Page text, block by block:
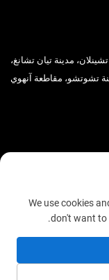
مدينة تيان تشانغ،
تشوتشو، مقاطعة آنهوي
حقوق الطبع والنشر © 2026 شركة Tianchang Chaochen للتكنولوجيا الإلكترونية
الخصوصية
We use cookies
don't want to